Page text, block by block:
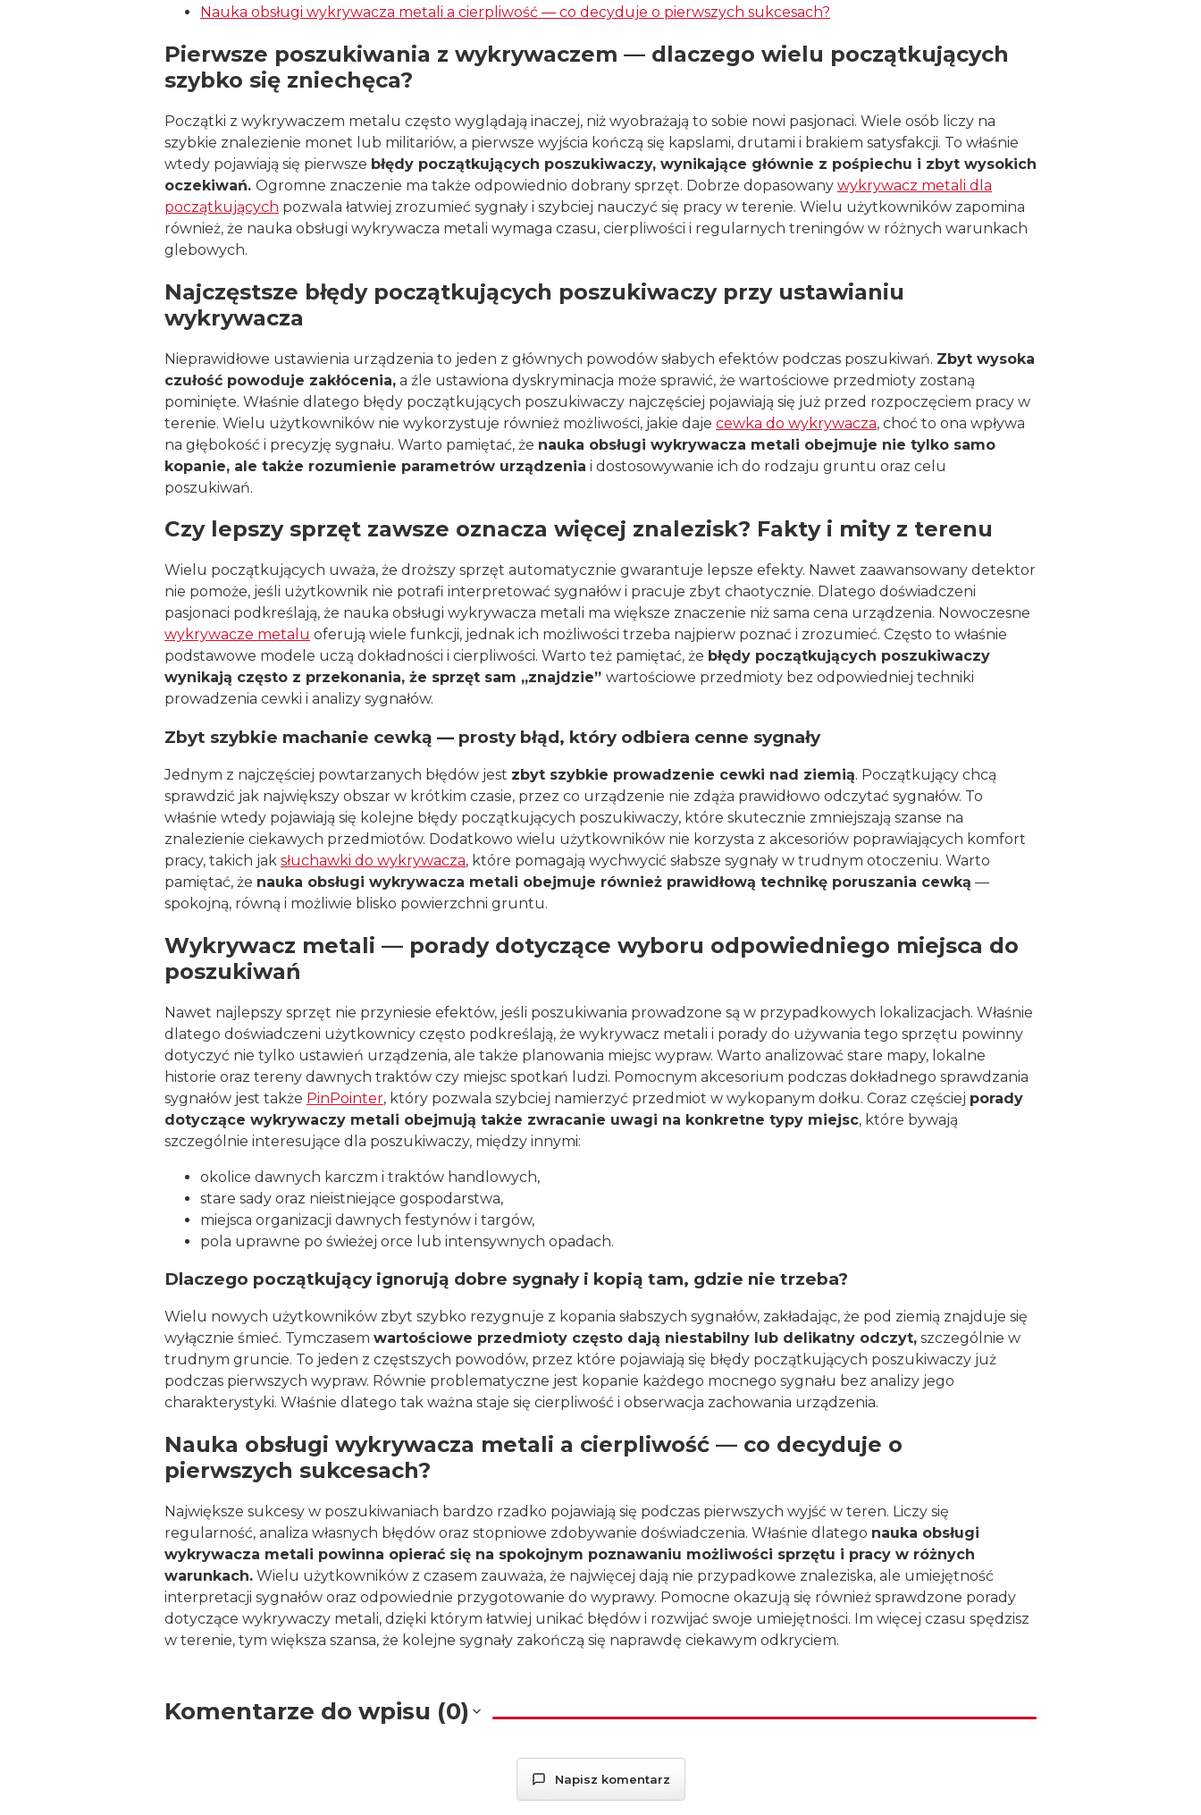
Nauka obsługi wykrywacza metali a cierpliwość — co decyduje o pierwszych sukcesach?
Pierwsze poszukiwania z wykrywaczem — dlaczego wielu początkujących
szybko się zniechęca?
Początki z wykrywaczem metalu często wyglądają inaczej, niż wyobrażają to sobie nowi pasjonaci. Wiele osób liczy na
szybkie znalezienie monet lub militariów, a pierwsze wyjścia kończą się kapslami, drutami i brakiem satysfakcji. To właśnie
wtedy pojawiają się pierwsze błędy początkujących poszukiwaczy, wynikające głównie z pośpiechu i zbyt wysokich
oczekiwań. Ogromne znaczenie ma także odpowiednio dobrany sprzęt. Dobrze dopasowany wykrywacz metali dla
początkujących pozwala łatwiej zrozumieć sygnały i szybciej nauczyć się pracy w terenie. Wielu użytkowników zapomina
również, że nauka obsługi wykrywacza metali wymaga czasu, cierpliwości i regularnych treningów w różnych warunkach
glebowych.
Najczęstsze błędy początkujących poszukiwaczy przy ustawianiu
wykrywacza
Nieprawidłowe ustawienia urządzenia to jeden z głównych powodów słabych efektów podczas poszukiwań. Zbyt wysoka
czułość powoduje zakłócenia, a źle ustawiona dyskryminacja może sprawić, że wartościowe przedmioty zostaną
pominięte. Właśnie dlatego błędy początkujących poszukiwaczy najczęściej pojawiają się już przed rozpoczęciem pracy w
terenie. Wielu użytkowników nie wykorzystuje również możliwości, jakie daje cewka do wykrywacza, choć to ona wpływa
na głębokość i precyzję sygnału. Warto pamiętać, że nauka obsługi wykrywacza metali obejmuje nie tylko samo
kopanie, ale także rozumienie parametrów urządzenia i dostosowywanie ich do rodzaju gruntu oraz celu
poszukiwań.
Czy lepszy sprzęt zawsze oznacza więcej znalezisk? Fakty i mity z terenu
Wielu początkujących uważa, że droższy sprzęt automatycznie gwarantuje lepsze efekty. Nawet zaawansowany detektor
nie pomoże, jeśli użytkownik nie potrafi interpretować sygnałów i pracuje zbyt chaotycznie. Dlatego doświadczeni
pasjonaci podkreślają, że nauka obsługi wykrywacza metali ma większe znaczenie niż sama cena urządzenia. Nowoczesne
wykrywacze metalu oferują wiele funkcji, jednak ich możliwości trzeba najpierw poznać i zrozumieć. Często to właśnie
podstawowe modele uczą dokładności i cierpliwości. Warto też pamiętać, że błędy początkujących poszukiwaczy
wynikają często z przekonania, że sprzęt sam „znajdzie” wartościowe przedmioty bez odpowiedniej techniki
prowadzenia cewki i analizy sygnałów.
Zbyt szybkie machanie cewką — prosty błąd, który odbiera cenne sygnały
Jednym z najczęściej powtarzanych błędów jest zbyt szybkie prowadzenie cewki nad ziemią. Początkujący chcą
sprawdzić jak największy obszar w krótkim czasie, przez co urządzenie nie zdąża prawidłowo odczytać sygnałów. To
właśnie wtedy pojawiają się kolejne błędy początkujących poszukiwaczy, które skutecznie zmniejszają szanse na
znalezienie ciekawych przedmiotów. Dodatkowo wielu użytkowników nie korzysta z akcesoriów poprawiających komfort
pracy, takich jak słuchawki do wykrywacza, które pomagają wychwycić słabsze sygnały w trudnym otoczeniu. Warto
pamiętać, że nauka obsługi wykrywacza metali obejmuje również prawidłową technikę poruszania cewką —
spokojną, równą i możliwie blisko powierzchni gruntu.
Wykrywacz metali — porady dotyczące wyboru odpowiedniego miejsca do
poszukiwań
Nawet najlepszy sprzęt nie przyniesie efektów, jeśli poszukiwania prowadzone są w przypadkowych lokalizacjach. Właśnie
dlatego doświadczeni użytkownicy często podkreślają, że wykrywacz metali i porady do używania tego sprzętu powinny
dotyczyć nie tylko ustawień urządzenia, ale także planowania miejsc wypraw. Warto analizować stare mapy, lokalne
historie oraz tereny dawnych traktów czy miejsc spotkań ludzi. Pomocnym akcesorium podczas dokładnego sprawdzania
sygnałów jest także PinPointer, który pozwala szybciej namierzyć przedmiot w wykopanym dołku. Coraz częściej porady
dotyczące wykrywaczy metali obejmują także zwracanie uwagi na konkretne typy miejsc, które bywają
szczególnie interesujące dla poszukiwaczy, między innymi:
okolice dawnych karczm i traktów handlowych,
stare sady oraz nieistniejące gospodarstwa,
miejsca organizacji dawnych festynów i targów,
pola uprawne po świeżej orce lub intensywnych opadach.
Dlaczego początkujący ignorują dobre sygnały i kopią tam, gdzie nie trzeba?
Wielu nowych użytkowników zbyt szybko rezygnuje z kopania słabszych sygnałów, zakładając, że pod ziemią znajduje się
wyłącznie śmieć. Tymczasem wartościowe przedmioty często dają niestabilny lub delikatny odczyt, szczególnie w
trudnym gruncie. To jeden z częstszych powodów, przez które pojawiają się błędy początkujących poszukiwaczy już
podczas pierwszych wypraw. Równie problematyczne jest kopanie każdego mocnego sygnału bez analizy jego
charakterystyki. Właśnie dlatego tak ważna staje się cierpliwość i obserwacja zachowania urządzenia.
Nauka obsługi wykrywacza metali a cierpliwość — co decyduje o
pierwszych sukcesach?
Największe sukcesy w poszukiwaniach bardzo rzadko pojawiają się podczas pierwszych wyjść w teren. Liczy się
regularność, analiza własnych błędów oraz stopniowe zdobywanie doświadczenia. Właśnie dlatego nauka obsługi
wykrywacza metali powinna opierać się na spokojnym poznawaniu możliwości sprzętu i pracy w różnych
warunkach. Wielu użytkowników z czasem zauważa, że najwięcej dają nie przypadkowe znaleziska, ale umiejętność
interpretacji sygnałów oraz odpowiednie przygotowanie do wyprawy. Pomocne okazują się również sprawdzone porady
dotyczące wykrywaczy metali, dzięki którym łatwiej unikać błędów i rozwijać swoje umiejętności. Im więcej czasu spędzisz
w terenie, tym większa szansa, że kolejne sygnały zakończą się naprawdę ciekawym odkryciem.
Komentarze do wpisu (0)
Napisz komentarz